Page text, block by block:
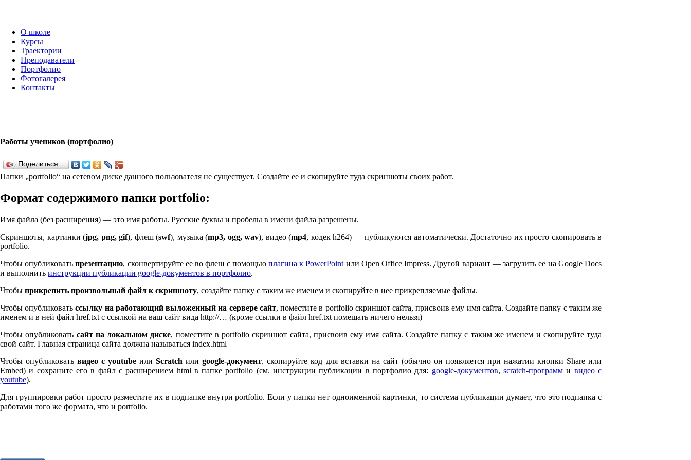
О школе
Курсы
Траектории
Преподаватели
Портфолио
Фотогалерея
Контакты
Работы учеников (портфолио)
Поделиться…
Папки „port­fo­lio“ на сетевом диске данного пользователя не существует. Создайте ее и скопируйте туда скриншоты своих работ.
Формат содержимого папки port­fo­lio:
Имя файла (без расширения) — это имя работы. Русские буквы и пробелы в имени файла разрешены.
Скриншоты, картинки (jpg, png, gif), флеш (swf), музыка (mp3, ogg, wav), видео (mp4, кодек h264) — публикуются автоматически. Достаточно их просто скопировать в
port­fo­lio.
Чтобы опубликоватьпрезентацию, сконвертируйте ее во флеш с помощью плагина к Pow­er­Point или Open Office Impress. Другой вариант — загрузить ее на Google Docs
и выполнить инструкции публикации google-документов в портфолио.
Чтобы прикрепить произвольный файл к скриншоту, создайте папку с таким же именем и скопируйте в нее прикрепляемые файлы.
Чтобы опубликоватьссылку на работающий выложенный на сервере сайт, поместите в port­fo­lio скриншот сайта, присвоив ему имя сайта. Создайте папку с таким же
именем и в ней файл href.txt с ссылкой на ваш сайт вида http://… (кроме ссылки в файл href.txt помещать ничего нельзя)
Чтобы опубликовать сайт на локальном диске, поместите в port­fo­lio скриншот сайта, присвоив ему имя сайта. Создайте папку с таким же именем и скопируйте туда
свой сайт. Главная страница сайта должна называться index.html
Чтобы опубликоватьвидео с youtube илиScratch илиgoogle-документ, скопируйте код для вставки на сайт (обычно он появляется при нажатии кнопки Share или
Embed) и сохраните его в файл с расширением html в папке port­fo­lio (см. инструкции публикации в портфолио для: google-документов,scratch-программ и видео с
youtube).
Для группировки работ просто разместите их в подпапке внутри port­fo­lio. Если у папки нет одноименной картинки, то система публикации думает, что это подпапка с
работами того же формата, что и port­fo­lio.